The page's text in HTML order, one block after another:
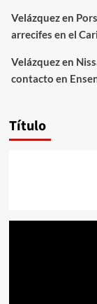
Velázquezen
arrecifes en el
Velázquezen
contacto en
Título